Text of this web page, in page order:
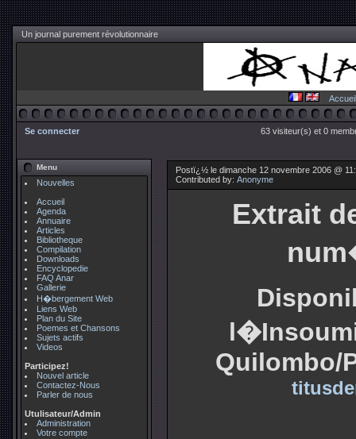
Un journal purement révolutionnaire
Accueil
Se connecter 63 visiteur(s) et 0
Menu
Nouvelles
Accueil
Agenda
Annuaire
Articles
Bibliotheque
Compilation
Downloads
Encyclopedie
FAQ Anar
Gallerie
H�bergement Web
Liens Web
Plan du Site
Poemes et Chansons
Sujets actifs
Videos
Participez!
Nouvel article
Contactez-Nous
Parler de nous
Utulisateur/Admin
Administration
Votre compte
Postï¿½ le dimanche 12 novembre 2006 @
Contributed by: Anonyme
Extrait
Quilombo/